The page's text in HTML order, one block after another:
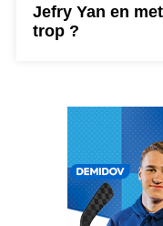
Jefry Yan en
trop ?